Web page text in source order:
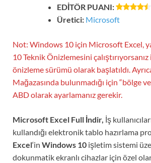
EDİTÖR PUANI:
Üretici: Microsoft
Not: Windows 10 için Microsoft Excel,
10 Teknik Önizlemesini
önizleme sürümü olarak başlatıldı.
Mağazasında bulunmadığı için “bölge
ABD olarak ayarlamanız gerekir.
Microsoft Excel Full İndir, İş
kullandığı elektronik tablo hazırlama
Excel‘in Windows 10 işletim sistemi
dokunmatik ekranlı cihazlar için özel